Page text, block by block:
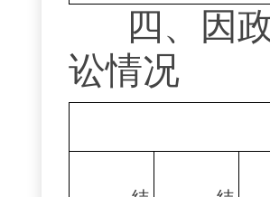
四、因
讼情况